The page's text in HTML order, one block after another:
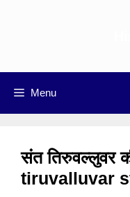
Menu
संत तिरुवल्लुवर
tiruvalluvar